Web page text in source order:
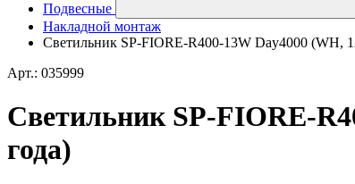
Подвесные
Накладной монтаж
Светильник SP-FIORE-R400-13W Day4000 (WH,
Арт.: 035999
Светильник SP-FIORE-
года)